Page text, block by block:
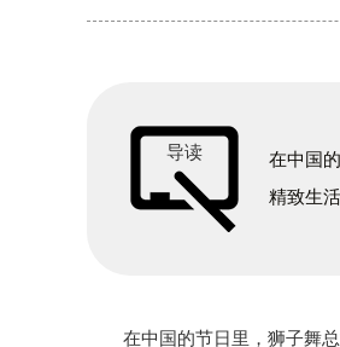
导读
在中国
精致生
在中国的节日里，狮子舞总